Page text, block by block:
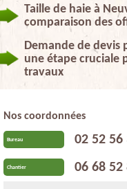
Taille de haie à
comparaison des
Demande de
une étape cruciale
travaux
Nos coordonnées
Bureau 02 52 56
Chantier 06 68 52